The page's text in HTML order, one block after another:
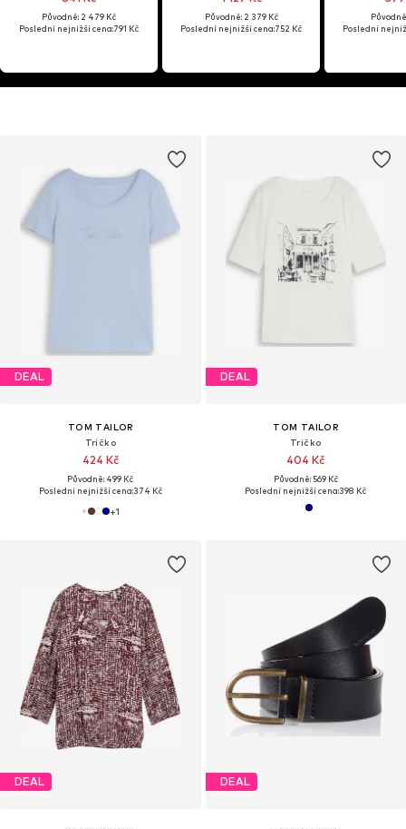
Původně: 2 479 Kč
Poslední nejnižší cena:791 Kč
Původně: 2 379 Kč
Poslední nejnižší cena:752 Kč
Poslední
DEAL
TOM TAILOR
Tričko
424 Kč
Původně: 499 Kč
Poslední nejnižší cena:374 Kč
+1
DEAL
TOM TAILOR
Tričko
404 Kč
Původně: 569 Kč
Poslední nejnižší cena:398 Kč
DEAL DEAL